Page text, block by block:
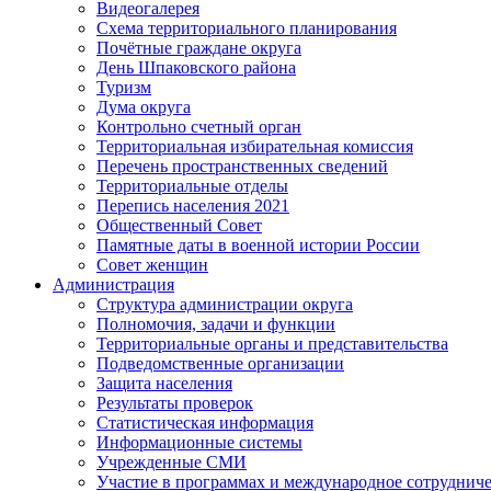
Видеогалерея
Схема территориального планирования
Почётные граждане округа
День Шпаковского района
Туризм
Дума округа
Контрольно счетный орган
Территориальная избирательная комиссия
Перечень пространственных сведений
Территориальные отделы
Перепись населения 2021
Общественный Совет
Памятные даты в военной истории России
Совет женщин
Администрация
Структура администрации округа
Полномочия, задачи и функции
Территориальные органы и представительства
Подведомственные организации
Защита населения
Результаты проверок
Статистическая информация
Информационные системы
Учрежденные СМИ
Участие в программах и международное